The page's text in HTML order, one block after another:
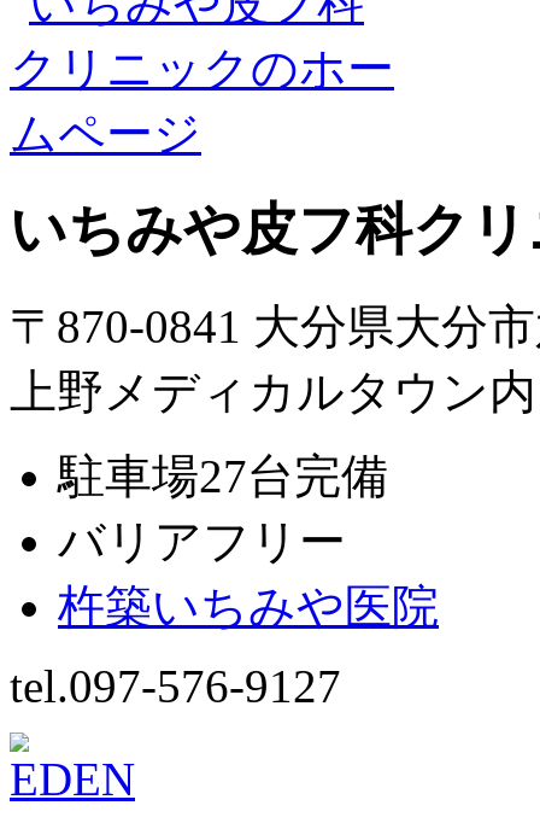
いちみや皮フ科ク
〒870-0841 大分県大分
上野メディカルタウン内
駐車場27台完備
バリアフリー
杵築いちみや医院
tel.097-576-9127